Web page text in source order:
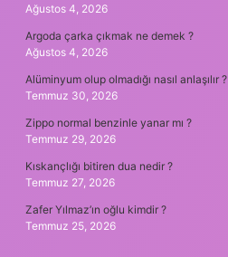
Ağustos 4, 2026
Argoda çarka çıkmak ne demek ?
Ağustos 4, 2026
Alüminyum olup olmadığı nasıl anlaşılır ?
Temmuz 30, 2026
Zippo normal benzinle yanar mı ?
Temmuz 29, 2026
Kıskançlığı bitiren dua nedir ?
Temmuz 27, 2026
Zafer Yılmaz’ın oğlu kimdir ?
Temmuz 25, 2026